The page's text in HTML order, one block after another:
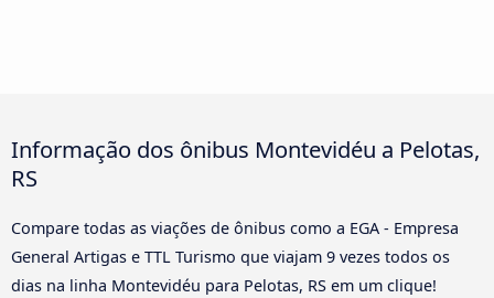
Informação dos ônibus Montevidéu a Pelotas,
RS
Compare todas as viações de ônibus como a EGA - Empresa
General Artigas e TTL Turismo que viajam 9 vezes todos os
dias na linha Montevidéu para Pelotas, RS em um clique!